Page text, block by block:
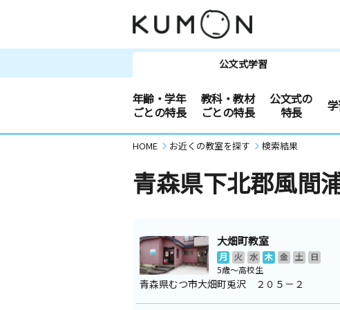
公文式学習
年齢・学年
ごとの特長
教科・教材
ごとの特長
公文式の
特長
HOME お近くの教室を探す 検索結果
青森県下北郡風間
大畑町教室
月 火 水 木 金 土
日
5歳～高校生
青森県むつ市大畑町兎沢 ２０５－２